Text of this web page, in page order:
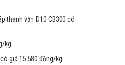
thanh vằn D10 CB300 có
kg.
giá 15.580 đồng/kg.